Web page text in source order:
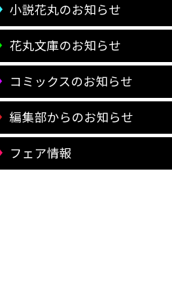
小説花丸のお知らせ
花丸文庫のお知らせ
コミックスのお知らせ
編集部からのお知らせ
フェア情報